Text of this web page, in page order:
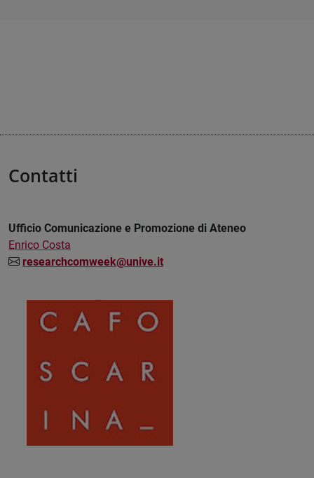
Contatti
Ufficio Comunicazione e Promozione di Ateneo
Enrico Costa
researchcomweek@unive.it